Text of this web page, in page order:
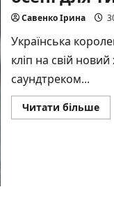
Савенко Ірина
Українська
кліп на свій новий
саундтреком...
Читати більше
про